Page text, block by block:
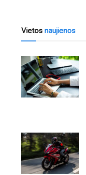
Vietos naujienos